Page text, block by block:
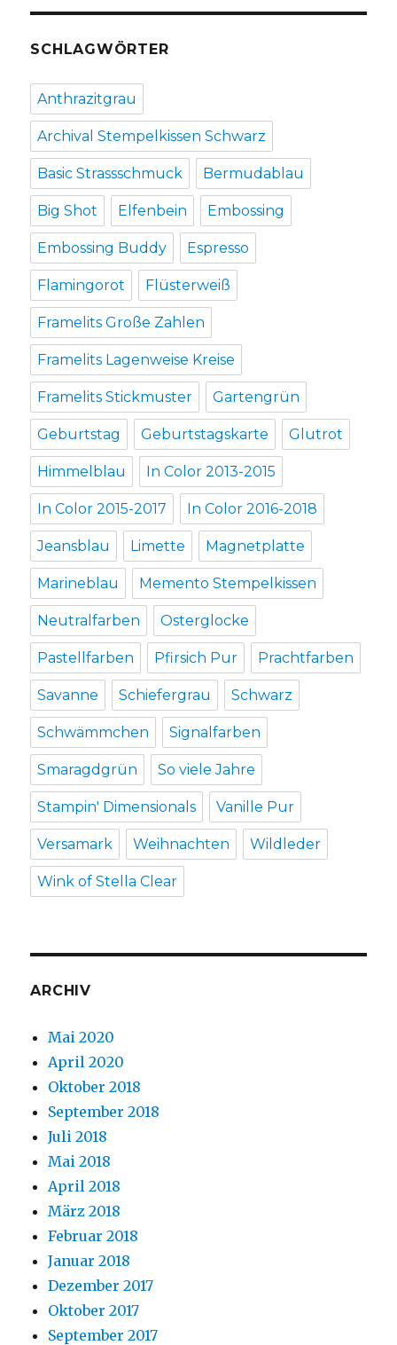
SCHLAGWÖRTER
Anthrazitgrau
Archival Stempelkissen Schwarz
Basic Strassschmuck Bermudablau
Big Shot Elfenbein Embossing
Embossing Buddy Espresso
Flamingorot Flüsterweiß
Framelits Große Zahlen
Framelits Lagenweise Kreise
Framelits Stickmuster Gartengrün
Geburtstag Geburtstagskarte Glutrot
Himmelblau In Color 2013-2015
In Color 2015-2017 In Color 2016-2018
Jeansblau Limette Magnetplatte
Marineblau Memento Stempelkissen
Neutralfarben Osterglocke
Pastellfarben Pfirsich Pur Prachtfarben
Savanne Schiefergrau Schwarz
Schwämmchen Signalfarben
Smaragdgrün So viele Jahre
Stampin' Dimensionals Vanille Pur
Versamark Weihnachten Wildleder
Wink of Stella Clear
ARCHIV
Mai 2020
April 2020
Oktober 2018
September 2018
Juli 2018
Mai 2018
April 2018
März 2018
Februar 2018
Januar 2018
Dezember 2017
Oktober 2017
September 2017